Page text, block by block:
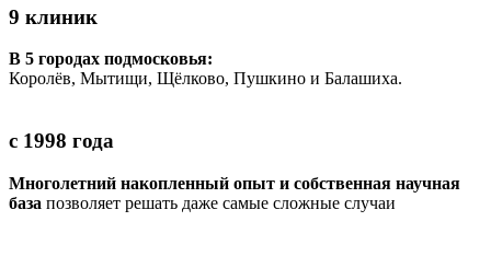
9 клиник
В 5 городах подмосковья:
Королёв, Мытищи, Щёлково, Пушкино и Балашиха.
с 1998 года
Многолетний накопленный опыт и собственная научная
база позволяет решать даже самые сложные случаи